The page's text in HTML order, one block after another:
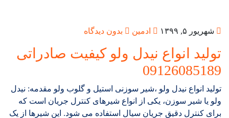
شهریور ۵, ۱۳۹۹ ادمین بدون دیدگاه
تولید انواع نیدل ولو کیفیت صادراتی
09126085189
تولید انواع نیدل ولو ،شیر سوزنی استیل و گلوب ولو مقدمه: نیدل
ولو یا شیر سوزن، یکی از انواع شیرهای کنترل جریان است که
برای کنترل دقیق جریان سیال استفاده می شود. این شیرها از یک